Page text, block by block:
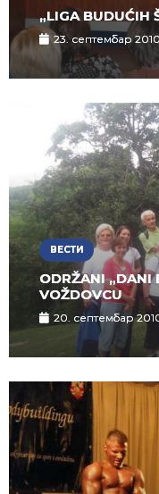
„LIGA BUDUĆIH
23. септембар
ВЕСТИ
ODRŽANI „DANI
VOŽDOVCU
20. септембар